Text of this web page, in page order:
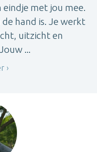
met jou mee.
hand is. Je werkt
uitzicht en
...